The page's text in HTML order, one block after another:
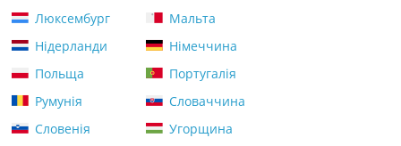
Люксембург
Мальта
Нідерланди
Німеччина
Польща
Португалія
Румунія
Словаччина
Словенія
Угорщина